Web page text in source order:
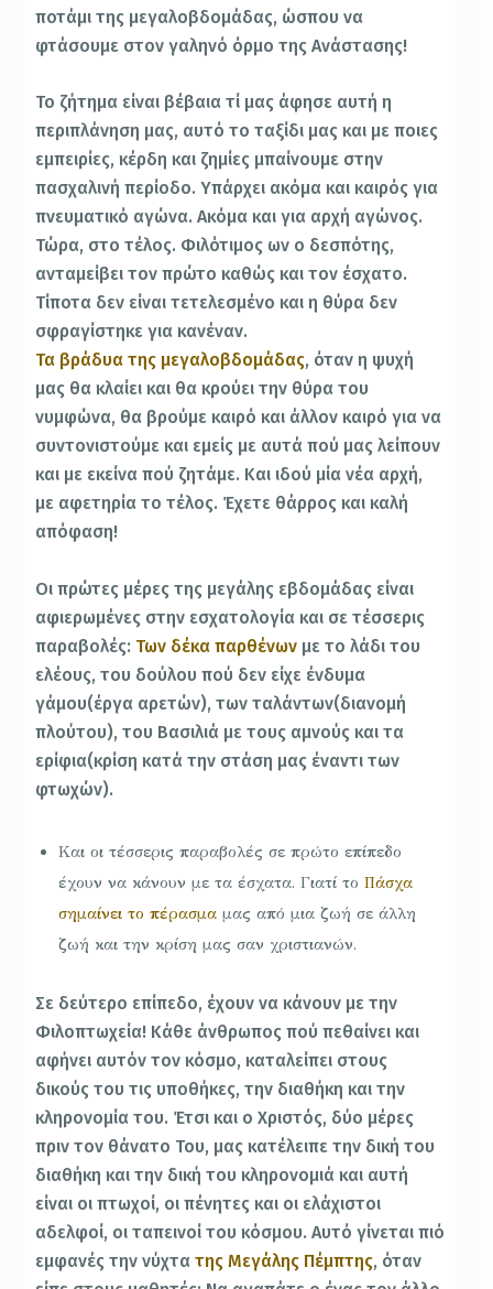
ποτάμι της μεγαλοβδομάδας, ώσπου να
φτάσουμε στον γαληνό όρμο της Ανάστασης!
Το ζήτημα είναι βέβαια τί μας άφησε αυτή η
περιπλάνηση μας, αυτό το ταξίδι μας και με ποιες
εμπειρίες, κέρδη και ζημίες μπαίνουμε στην
πασχαλινή περίοδο. Υπάρχει ακόμα και καιρός για
πνευματικό αγώνα. Ακόμα και για αρχή αγώνος.
Τώρα, στο τέλος. Φιλότιμος ων ο δεσπότης,
ανταμείβει τον πρώτο καθώς και τον έσχατο.
Τίποτα δεν είναι τετελεσμένο και η θύρα δεν
σφραγίστηκε για κανέναν.
Τα βράδυα της μεγαλοβδομάδας, όταν η ψυχή
μας θα κλαίει και θα κρούει την θύρα του
νυμφώνα, θα βρούμε καιρό και άλλον καιρό για να
συντονιστούμε και εμείς με αυτά πού μας λείπουν
και με εκείνα πού ζητάμε. Και ιδού μία νέα αρχή,
με αφετηρία το τέλος. Έχετε θάρρος και καλή
απόφαση!
Οι πρώτες μέρες της μεγάλης εβδομάδας είναι
αφιερωμένες στην εσχατολογία και σε τέσσερις
παραβολές: Των δέκα παρθένων με το λάδι του
ελέους, του δούλου πού δεν είχε ένδυμα
γάμου(έργα αρετών), των ταλάντων(διανομή
πλούτου), του Βασιλιά με τους αμνούς και τα
ερίφια(κρίση κατά την στάση μας έναντι των
φτωχών).
Και οι τέσσερις παραβολές σε πρώτο επίπεδο
έχουν να κάνουν με τα έσχατα. Γιατί τοΠάσχα
σημαίνει το πέρασμα μας από μια ζωή σε άλλη
ζωή και την κρίση μας σαν χριστιανών.
Σε δεύτερο επίπεδο, έχουν να κάνουν με την
Φιλοπτωχεία! Κάθε άνθρωπος πού πεθαίνει και
αφήνει αυτόν τον κόσμο, καταλείπει στους
δικούς του τις υποθήκες, την διαθήκη και την
κληρονομία του. Έτσι και ο Χριστός, δύο μέρες
πριν τον θάνατο Του, μας κατέλειπε την δική του
διαθήκη και την δική του κληρονομιά και αυτή
είναι οι πτωχοί, οι πένητες και οι ελάχιστοι
αδελφοί, οι ταπεινοί του κόσμου. Αυτό γίνεται πιό
εμφανές την νύχτατης Μεγάλης Πέμπτης, όταν